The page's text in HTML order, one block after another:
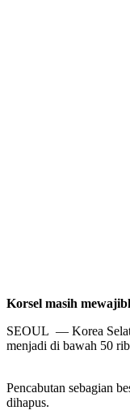
Korsel masih
SEOUL — Korea
menjadi di bawah 50
Pencabutan sebagian
dihapus.